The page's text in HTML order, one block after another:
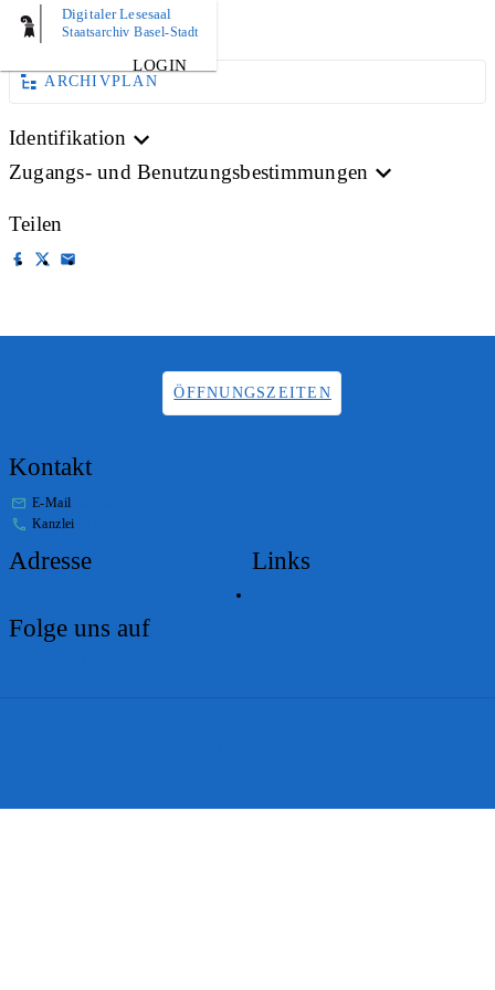
Digitaler Lesesaal
Staatsarchiv Basel-Stadt
LOGIN
AKTE
ARCHIVPLAN
Identifikation
Zugangs- und Benutzungsbestimmungen
Teilen
ÖFFNUNGSZEITEN
Kontakt
E-Mail
Kanzlei
Adresse Links
Folge uns auf